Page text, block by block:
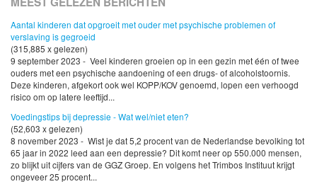
Aantal kinderen dat opgroeit met ouder met psychische problemen of
verslaving is gegroeid
(315,885 x gelezen)
9 september 2023 - Veel kinderen groeien op in een gezin met één of twee
ouders met een psychische aandoening of een drugs- of alcoholstoornis.
Deze kinderen, afgekort ook wel KOPP/KOV genoemd, lopen een verhoogd
risico om op latere leeftijd...
Voedingstips bij depressie - Wat wel/niet eten?
(52,603 x gelezen)
8 november 2023 - Wist je dat 5,2 procent van de Nederlandse bevolking tot
65 jaar in 2022 leed aan een depressie? Dit komt neer op 550.000 mensen,
zo blijkt uit cijfers van de GGZ Groep. En volgens het Trimbos Instituut krijgt
ongeveer 25 procent...